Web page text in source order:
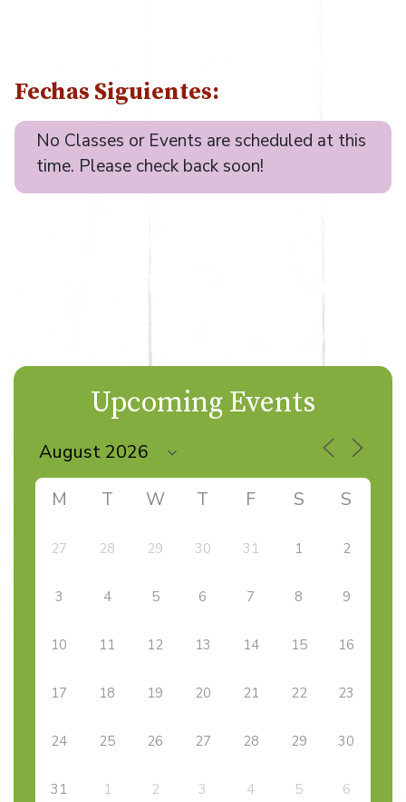
Fechas Siguientes:
No Classes or Events are scheduled at this
time. Please check back soon!
Upcoming Events
M T W T F S S
27 28 29 30 31 1 2
3 4 5 6 7 8 9
10 11 12 13 14 15 16
17 18 19 20 21 22 23
24 25 26 27 28 29 30
31 1 2 3 4 5 6